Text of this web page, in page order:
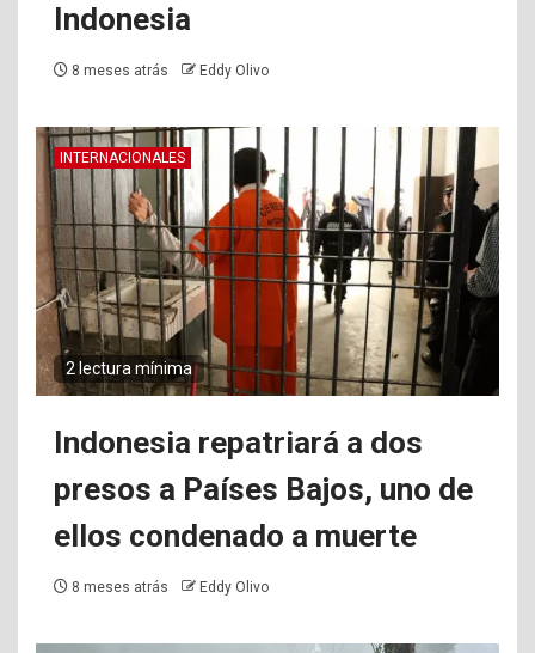
Indonesia
8 meses atrás Eddy Olivo
INTERNACIONALES
2 lectura mínima
Indonesia repatriará a dos
presos a Países Bajos, uno de
ellos condenado a muerte
8 meses atrás Eddy Olivo